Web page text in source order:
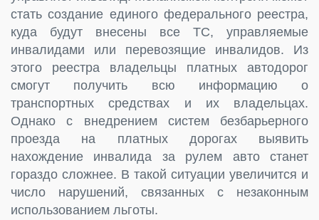
стать создание единого федерального реестра,
куда будут внесены все ТС, управляемые
инвалидами или перевозящие инвалидов. Из
этого реестра владельцы платных автодорог
смогут получить всю информацию о
транспортных средствах и их владельцах.
Однако с внедрением систем безбарьерного
проезда на платных дорогах выявить
нахождение инвалида за рулем авто станет
гораздо сложнее. В такой ситуации увеличится и
число нарушений, связанных с незаконным
использованием льготы.